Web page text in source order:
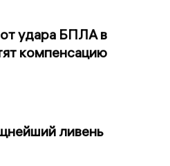
удара БПЛА в
компенсацию
ливень